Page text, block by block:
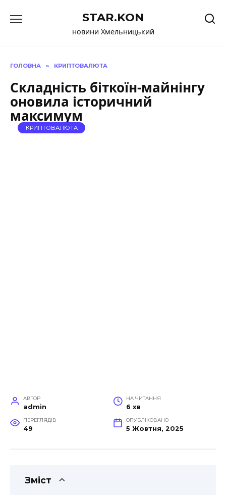
до
STAR.KON
новини Хмельницький
ГОЛОВНА » КРИПТОВАЛЮТА
Складність біткоїн-майнінгу
оновила історичний
максимум
КРИПТОВАЛЮТА
АВТОР
admin
НА ЧИТАННЯ
6 хв
ПЕРЕГЛЯДІВ
49
ОПУБЛІКОВАНО
5 Жовтня, 2025
Зміст